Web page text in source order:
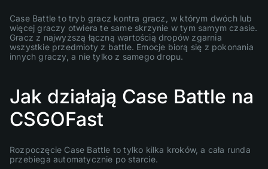
Case Battle to tryb gracz kontra gracz, w którym dwóch lub
więcej graczy otwiera te same skrzynie w tym samym czasie.
Gracz z najwyższą łączną wartością dropów zgarnia
wszystkie przedmioty z battle. Emocje biorą się z pokonania
innych graczy, a nie tylko z samego dropu.
Jak działają Case Battle na
CSGOFast
Rozpoczęcie Case Battle to tylko kilka kroków, a cała runda
przebiega automatycznie po starcie.